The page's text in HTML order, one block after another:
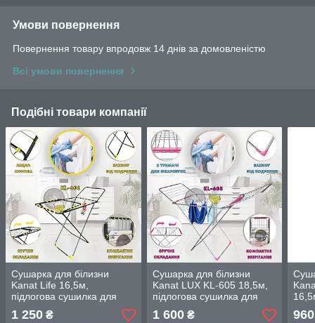
Умови повернення
Повернення товару впродовж 14 днів за домовленістю
Всі умови повернення
Подібні товари компанії
Сушарка для білизни
Kanat Life 16,5м,
підлогова сушилка для
білизни 16,5м
1 250 ₴
Сушарка для білизни
Kanat LUX KL-605 18,5м,
підлогова сушилка для
білизни 18,5м
1 600₴
для
960